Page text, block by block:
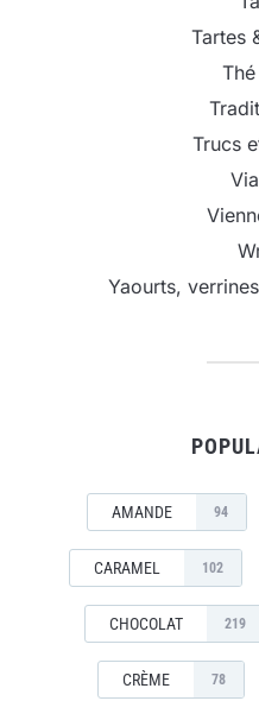
Tartes
Trucs
Yaourts,
AMANDE 94
CARAMEL 102
CHOCOLAT 219
CRÈME 78